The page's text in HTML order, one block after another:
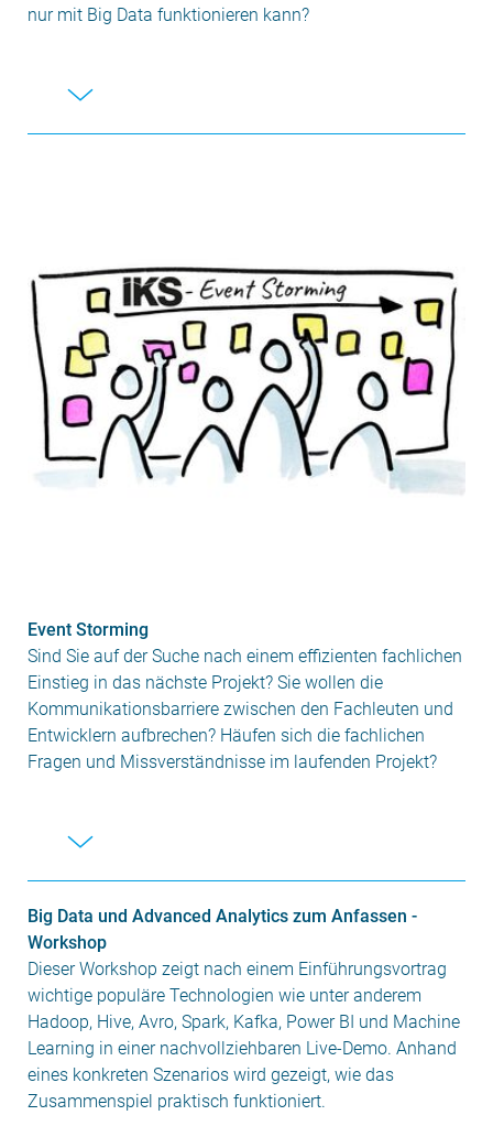
nur mit Big Data funktionieren kann?
Event Storming
Sind Sie auf der Suche nach einem effizienten fachlichen
Einstieg in das nächste Projekt? Sie wollen die
Kommunikationsbarriere zwischen den Fachleuten und
Entwicklern aufbrechen? Häufen sich die fachlichen
Fragen und Missverständnisse im laufenden Projekt?
Big Data und Advanced Analytics zum Anfassen -
Workshop
Dieser Workshop zeigt nach einem Einführungsvortrag
wichtige populäre Technologien wie unter anderem
Hadoop, Hive, Avro, Spark, Kafka, Power BI und Machine
Learning in einer nachvollziehbaren Live-Demo. Anhand
eines konkreten Szenarios wird gezeigt, wie das
Zusammenspiel praktisch funktioniert.